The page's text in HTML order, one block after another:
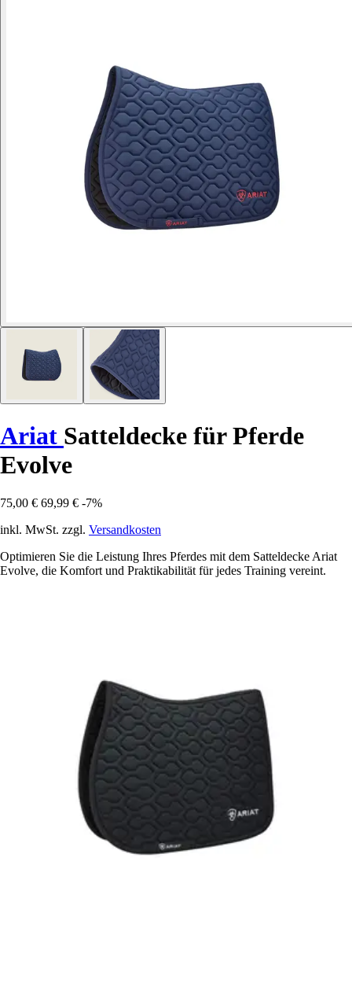
Ariat Satteldecke für Pferde
Evolve
75,00 € 69,99 € -7%
inkl. MwSt. zzgl. Versandkosten
Optimieren Sie die Leistung Ihres Pferdes mit dem Satteldecke Ariat
Evolve, die Komfort und Praktikabilität für jedes Training vereint.